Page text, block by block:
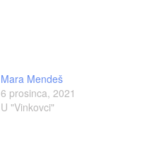
Mara Mendeš
6 prosinca, 2021
U "Vinkovci"